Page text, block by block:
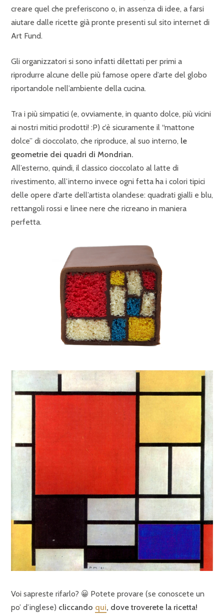
creare quel che preferiscono o, in assenza di idee, a farsi
aiutare dalle ricette già pronte presenti sul sito internet di
Art Fund.
Gli organizzatori si sono infatti dilettati per primi a
riprodurre alcune delle più famose opere d’arte del globo
riportandole nell’ambiente della cucina.
Tra i più simpatici (e, ovviamente, in quanto dolce, più vicini
ai nostri mitici prodotti! :P) c’è sicuramente il “mattone
dolce” di cioccolato, che riproduce, al suo interno, le
geometrie dei quadri di Mondrian.
All’esterno, quindi, il classico cioccolato al latte di
rivestimento, all’interno invece ogni fetta ha i colori tipici
delle opere d’arte dell’artista olandese: quadrati gialli e blu,
rettangoli rossi e linee nere che ricreano in maniera
perfetta.
Voi sapreste rifarlo? 😀 Potete provare (se conoscete un
po’ d’inglese) cliccando qui, dove troverete la ricetta!